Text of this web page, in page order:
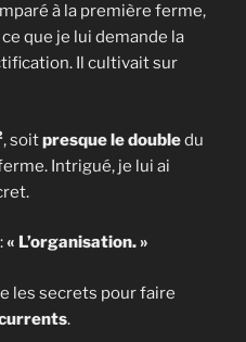
à la première ferme,
que je lui demande la
Il cultivait sur
, soitpresque le doubledu
Intrigué, je lui ai
« L’organisation. »
les secrets pour faire
.